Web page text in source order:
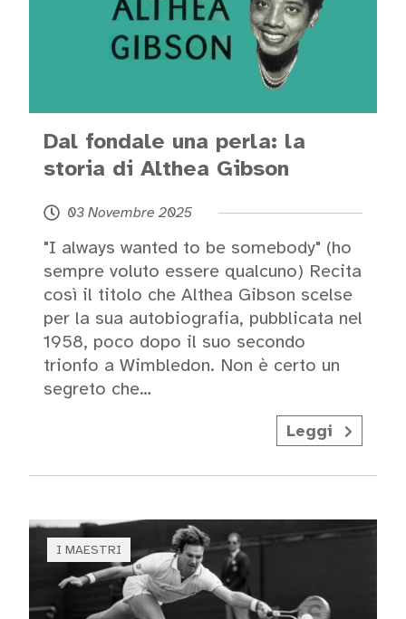
Dal fondale una perla: la
storia di Althea Gibson
03 Novembre 2025
"I always wanted to be somebody" (ho
sempre voluto essere qualcuno) Recita
così il titolo che Althea Gibson scelse
per la sua autobiografia, pubblicata nel
1958, poco dopo il suo secondo
trionfo a Wimbledon. Non è certo un
segreto che…
Leggi
I MAESTRI